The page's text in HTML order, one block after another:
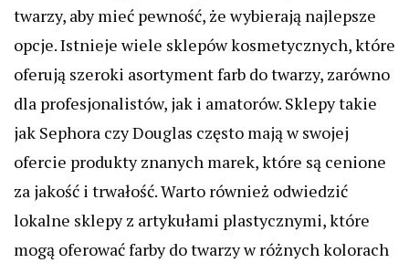
twarzy, aby mieć pewność, że wybierają najlepsze
opcje. Istnieje wiele sklepów kosmetycznych, które
oferują szeroki asortyment farb do twarzy, zarówno
dla profesjonalistów, jak i amatorów. Sklepy takie
jak Sephora czy Douglas często mają w swojej
ofercie produkty znanych marek, które są cenione
za jakość i trwałość. Warto również odwiedzić
lokalne sklepy z artykułami plastycznymi, które
mogą oferować farby do twarzy w różnych kolorach